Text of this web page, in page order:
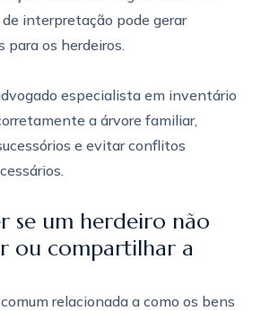
de interpretação pode gerar
para os herdeiros.
especialista em inventário
a árvore familiar,
e evitar conflitos
se um herdeiro não
ou compartilhar a
relacionada a como os bens